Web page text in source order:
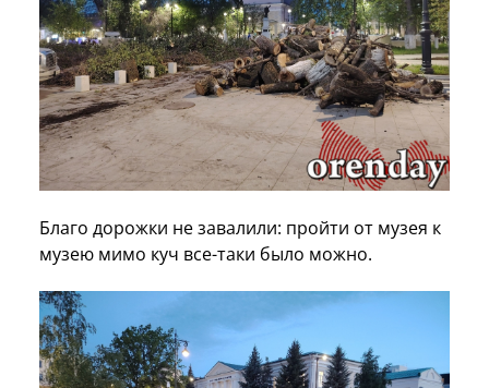
Благо дорожки не завалили: пройти от музея к
музею мимо куч все-таки было можно.